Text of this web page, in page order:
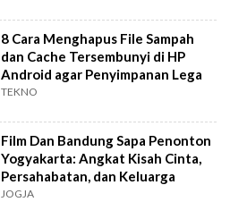
8 Cara Menghapus File Sampah
dan Cache Tersembunyi di HP
Android agar Penyimpanan Lega
TEKNO
Film Dan Bandung Sapa Penonton
Yogyakarta: Angkat Kisah Cinta,
Persahabatan, dan Keluarga
JOGJA